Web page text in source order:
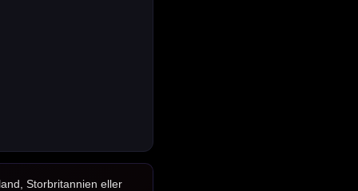
Storbritannien eller